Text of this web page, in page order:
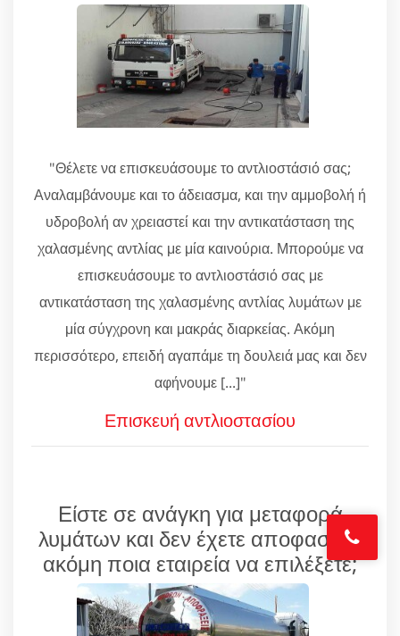
"Θέλετε να επισκευάσουμε το αντλιοστάσιό σας;
Αναλαμβάνουμε και το άδειασμα, και την αμμοβολή ή
υδροβολή αν χρειαστεί και την αντικατάσταση της
χαλασμένης αντλίας με μία καινούρια. Μπορούμε να
επισκευάσουμε το αντλιοστάσιό σας με
αντικατάσταση της χαλασμένης αντλίας λυμάτων με
μία σύγχρονη και μακράς διαρκείας. Ακόμη
περισσότερο, επειδή αγαπάμε τη δουλειά μας και δεν
αφήνουμε [...]"
Επισκευή αντλιοστασίου
Είστε σε ανάγκη για μεταφορά
λυμάτων και δεν έχετε αποφασίσει
ακόμη ποια εταιρεία να επιλέξετε;